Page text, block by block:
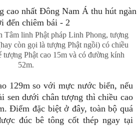
Tâm linh Phật pháp Linh Phong, tượng
còn gọi là tượng Phật ngồi) có chiều
tượng Phật cao 15m và có đường kính
52m.
129m so với mực nước biển, nếu
sen dưới chân tượng thì chiều cao
Điểm đặc biệt ở đây, toàn bộ quá
đúc bê tông cốt thép ngay tại